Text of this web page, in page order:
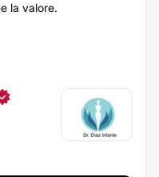
la valore.